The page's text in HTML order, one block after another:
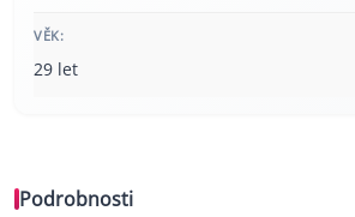
VĚK:
29 let
Podrobnosti